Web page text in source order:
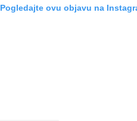
Pogledajte ovu objavu na